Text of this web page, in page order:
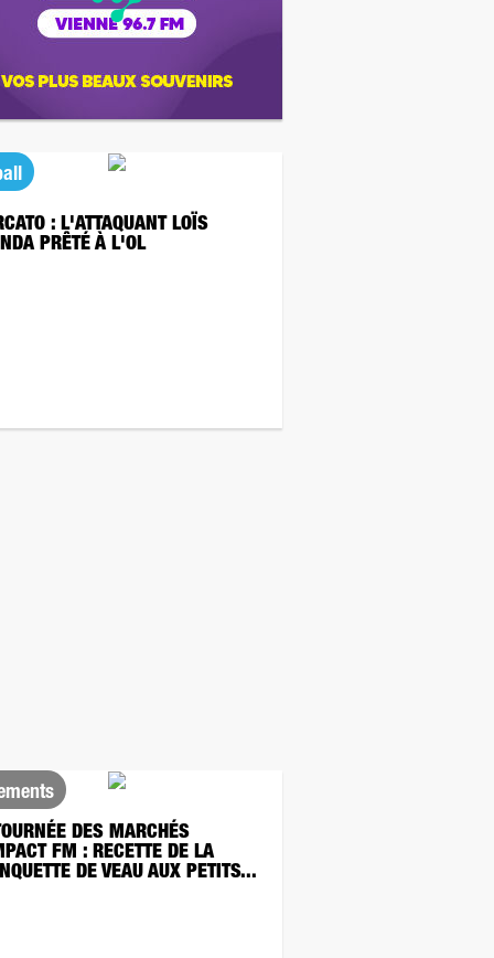
: L'ATTAQUANT LOÏS
PRÊTÉ À L'OL
DES MARCHÉS
FM : RECETTE DE LA
DE VEAU AUX PETITS...